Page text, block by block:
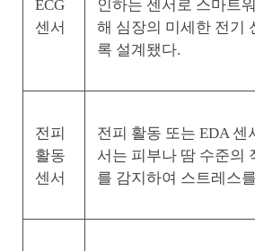
ECG
센서
인하는 센서로 스마트
해 심장의 미세한 전기
록 설계됐다.
전피
활동
센서
전피 활동 또는 EDA 센
서는 피부나 땀 수준의
를 감지하여 스트레스